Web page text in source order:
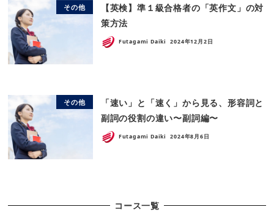
その他
【英検】準１級合格者の「英作文」の対
策方法
Futagami Daiki 2024年12月2日
その他
「速い」と「速く」から見る、形容詞と
副詞の役割の違い〜副詞編〜
Futagami Daiki 2024年8月6日
コース一覧